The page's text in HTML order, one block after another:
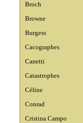
Broch
Browne
Burgess
Cacographes
Canetti
Catastrophes
Céline
Conrad
Cristina Campo